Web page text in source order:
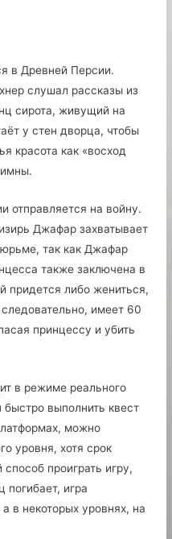
в Древней Персии.
слушал рассказы из
сирота, живущий на
у стен дворца, чтобы
красота как «восход
отправляется на войну.
Джафар захватывает
так как Джафар
также заключена в
придется либо жениться,
имеет 60
принцессу и убить
в режиме реального
выполнить квест
можно
уровня, хотя срок
проиграть игру,
погибает, игра
в некоторых уровнях, на